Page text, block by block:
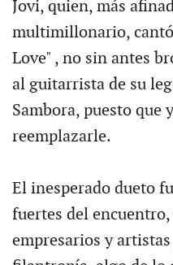
Jovi, quien, más
multimillonario,
Love" , no sin antes
al guitarrista de su
Sambora, puesto que
reemplazarle.
El inesperado dueto
fuertes del
empresarios y